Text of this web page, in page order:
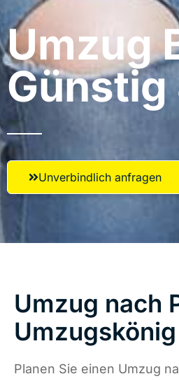
Umzug
Günstig
Unverbindlich anfragen
Umzug nach
Planen Sie einen Umzug